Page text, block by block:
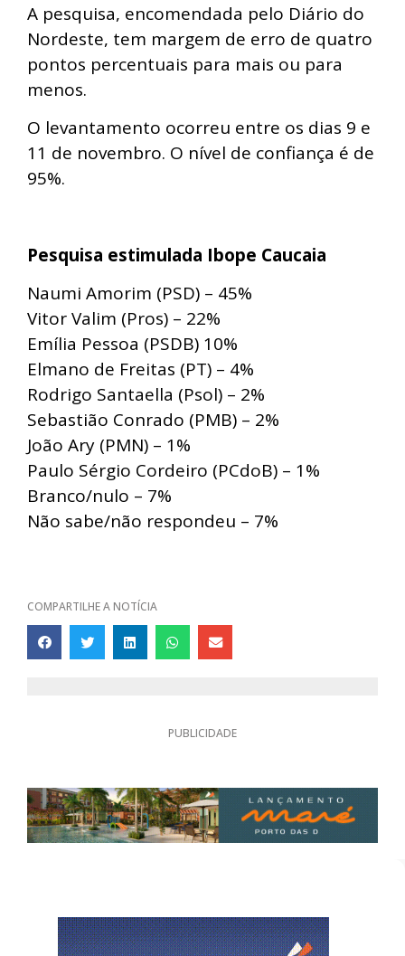
A pesquisa, encomendada pelo Diário do
Nordeste, tem margem de erro de quatro
pontos percentuais para mais ou para
menos.
O levantamento ocorreu entre os dias 9 e
11 de novembro. O nível de confiança é de
95%.
Pesquisa estimulada Ibope Caucaia
Naumi Amorim (PSD) – 45%
Vitor Valim (Pros) – 22%
Emília Pessoa (PSDB) 10%
Elmano de Freitas (PT) – 4%
Rodrigo Santaella (Psol) – 2%
Sebastião Conrado (PMB) – 2%
João Ary (PMN) – 1%
Paulo Sérgio Cordeiro (PCdoB) – 1%
Branco/nulo – 7%
Não sabe/não respondeu – 7%
COMPARTILHE A NOTÍCIA
PUBLICIDADE